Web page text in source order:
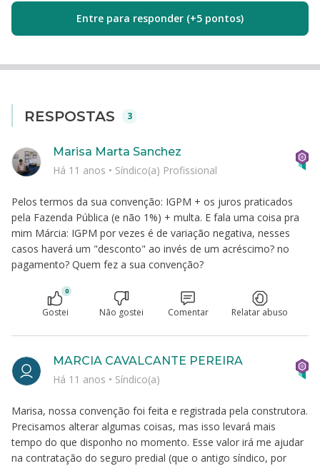
Entre para responder (+5 pontos)
RESPOSTAS 3
Pelos termos da sua convenção: IGPM + os juros praticados
pela Fazenda Pública (e não 1%) + multa. E fala uma coisa pra
mim Márcia: IGPM por vezes é de variação negativa, nesses
casos haverá um "desconto" ao invés de um acréscimo? no
pagamento? Quem fez a sua convenção?
Marisa Marta Sanchez
Há 11 anos • Síndico(a) Profissional
0
Gostei Não gostei Comentar Relatar abuso
Marisa, nossa convenção foi feita e registrada pela construtora.
Precisamos alterar algumas coisas, mas isso levará mais
tempo do que disponho no momento. Esse valor irá me ajudar
na contratação do seguro predial (que o antigo síndico, por
MARCIA CAVALCANTE PEREIRA
Há 11 anos • Síndico(a)